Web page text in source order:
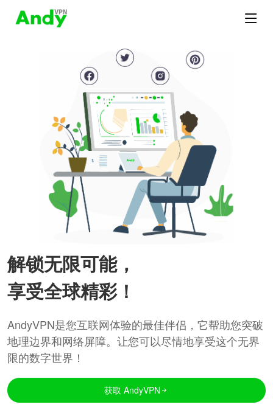
解锁无限可能，
享受全球精彩！
AndyVPN是您互联网体验的最佳伴侣，它帮助您突破
地理边界和网络屏障。让您可以尽情地享受这个无界
限的数字世界！
获取 AndyVPN